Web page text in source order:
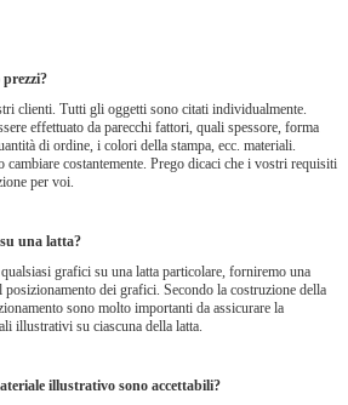
clienti. Tutti gli oggetti sono citati individualmente.
effettuato da parecchi fattori, quali spessore, forma
di ordine, i colori della stampa, ecc. materiali.
costantemente. Prego dicaci che i vostri requisiti
per voi.
una latta?
grafici su una latta particolare, forniremo una
dei grafici. Secondo la costruzione della
sono molto importanti da assicurare la
illustrativi su ciascuna della latta.
illustrativo sono accettabili?